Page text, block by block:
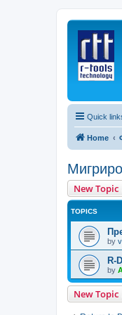
Quick
Home
New Topic
TOPICS
by
R-
by
New Topic